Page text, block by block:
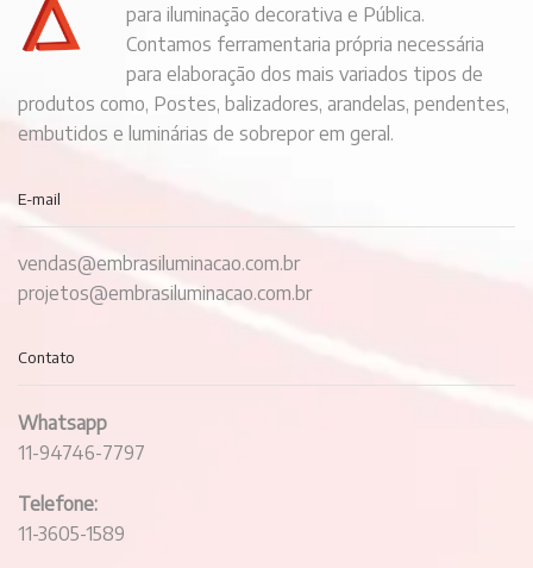
para iluminação decorativa e Pública.
Contamos ferramentaria própria necessária
para elaboração dos mais variados tipos de
produtos como, Postes, balizadores, arandelas, pendentes,
embutidos e luminárias de sobrepor em geral.
E-mail
vendas@embrasiluminacao.com.br
projetos@embrasiluminacao.com.br
Contato
Whatsapp
11-94746-7797
Telefone:
11-3605-1589